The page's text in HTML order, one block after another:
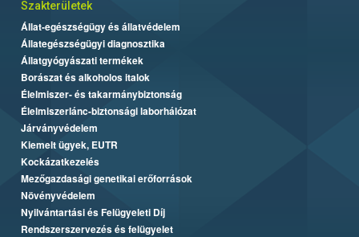
Szakterületek
Állat-egészségügy és állatvédelem
Állategészségügyi diagnosztika
Állatgyógyászati termékek
Borászat és alkoholos italok
Élelmiszer- és takarmánybiztonság
Élelmiszerlánc-biztonsági laborhálózat
Járványvédelem
Kiemelt ügyek, EUTR
Kockázatkezelés
Mezőgazdasági genetikai erőforrások
Növényvédelem
Nyilvántartási és Felügyeleti Díj
Rendszerszervezés és felügyelet